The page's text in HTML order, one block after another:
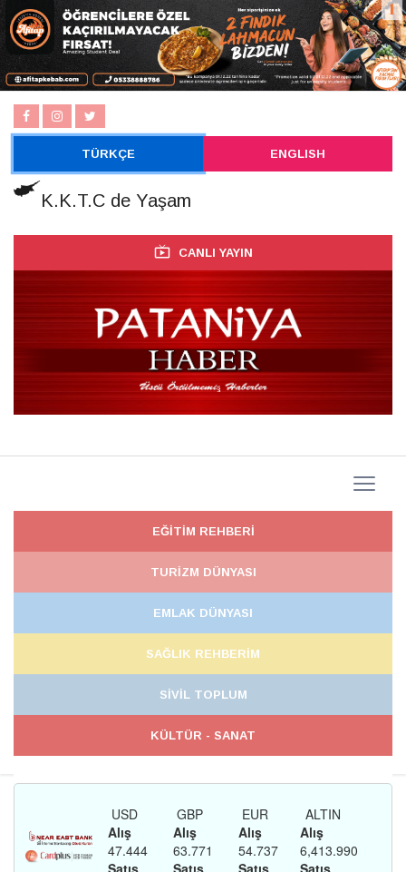
TÜRKÇE ENGLISH
K.K.T.C de Yaşam
CANLI YAYIN
EĞİTİM REHBERİ
TURİZM DÜNYASI
EMLAK DÜNYASI
SAĞLIK REHBERİM
SİVİL TOPLUM
KÜLTÜR - SANAT